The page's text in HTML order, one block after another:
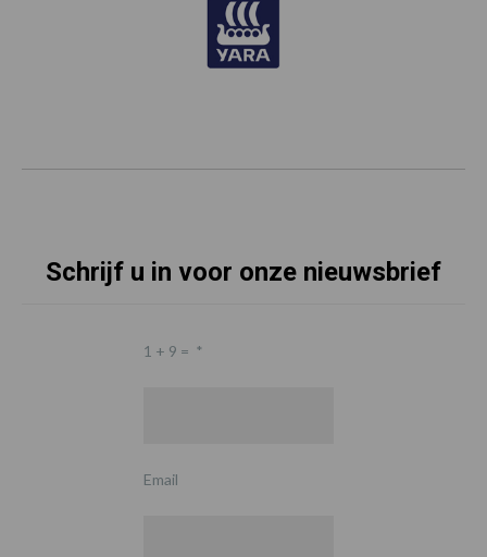
Schrijf u in voor onze nieuwsbrief
1 + 9 = *
Email